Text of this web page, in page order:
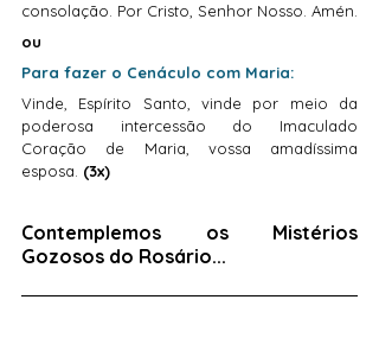
consolação. Por Cristo, Senhor Nosso. Amén.
ou
Para fazer o Cenáculo com Maria:
Vinde, Espírito Santo, vinde por meio da
poderosa intercessão do Imaculado
Coração de Maria, vossa amadíssima
esposa. (3x)
Contemplemos os Mistérios
Gozosos do Rosário...